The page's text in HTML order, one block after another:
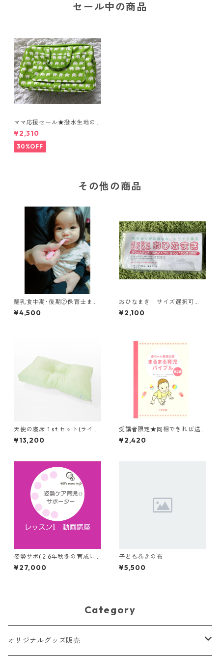
セール中の商品
ママ応援セール★撥水生地の
表面は水にも汚れにも強く、
おしりふきがさっと出せる
おしゃれで機能的なおむつポ
ーチ
¥2,310
30%OFF
その他の商品
離乳食中期･後期②保育士まみ
先生講座 ９０分のリアル
レッスンをおうち参加でどう
¥4,500
おひなまき サイズ選択可
能！MS,Mサイズ 同梱できれ
ば送料無料！ ★受講者限定
¥2,100
天使の寝床１st.セット(ライム
カラー、箱なし、新生児ピロ
－おひなまき2枚つき、配送先
¥13,200
受講者限定★同梱できれば送
料無料 まるまる育児バイブル
第2版 姿勢ケアとベビーマ
¥2,420
姿勢サポ(２6年秋冬の育成に
むけて)レッスン1は動画講座
¥27,000
子ども巻きの布
¥5,500
Category
オリジナルグッズ販売